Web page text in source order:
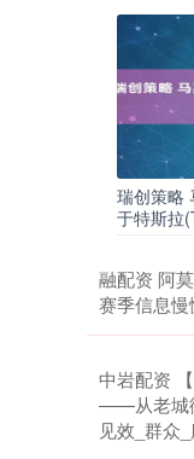
瑞创策略
于特斯拉
融配资 阿
赛季信息
中岩配资
——从老城
见效_群众